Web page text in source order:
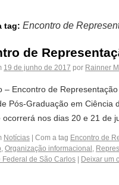
tag: Encontro de
de
19 de junho de 2017 por Rainner
– Encontro de
Pós-Graduação em Ciência
ocorrerá nos dias 20 e 21 de
Notícias Com a tag Encontro de
, Organização informacional ,
Federal de São Carlos
Deixar um